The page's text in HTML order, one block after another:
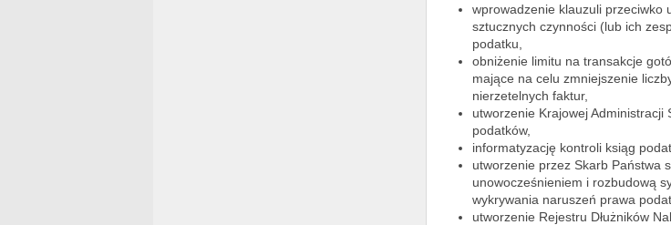
wprowadzenie klauzuli przeciwko
sztucznych czynności (lub ich
podatku,
obniżenie limitu na transakcje
mające na celu zmniejszenie
nierzetelnych faktur,
utworzenie Krajowej
podatków,
informatyzację kontroli ksiąg
utworzenie przez Skarb Państwa
unowocześnieniem i rozbudową
wykrywania naruszeń prawa
utworzenie Rejestru Dłużników